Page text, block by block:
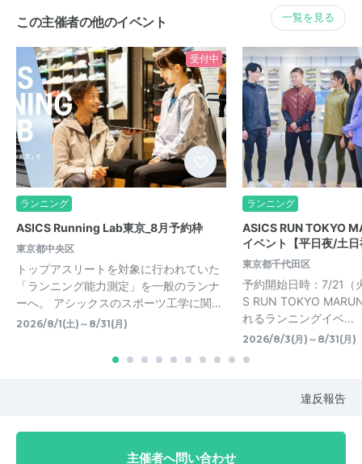
この主催者の他のイベント 一覧を見る
受付中
ランニング
ASICS Running Lab東京_8月予約枠
東京都中央区
トップアスリートを対象に行われていた
「ランニング能力測定」を一般のランナ
ーへ。 アシックスのスポーツ工学に関…
2026/8/1(土)～8/31(月)
ランニング
ASICS RUN TOKYO
イベント【平日夜/土
東京都千代田区
予約開始日時：7/21（
S RUN TOKYO
れるランニングイベ...
2026/8/3(月)～8/31(月)
違反報告
主催者へ問い合わせ